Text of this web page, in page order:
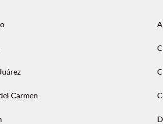
Carmen